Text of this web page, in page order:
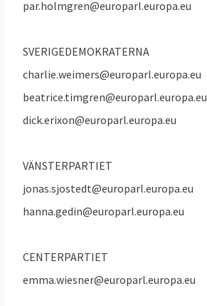
par.holmgren@europarl.europa.eu
SVERIGEDEMOKRATERNA
charlie.weimers@europarl.europa.eu
beatrice.timgren@europarl.europa.eu
dick.erixon@europarl.europa.eu
VÄNSTERPARTIET
jonas.sjostedt@europarl.europa.eu
hanna.gedin@europarl.europa.eu
CENTERPARTIET
emma.wiesner@europarl.europa.eu